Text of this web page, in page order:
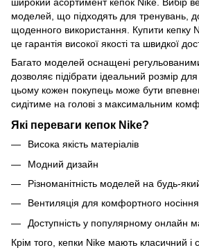
моделей, що підходять для тренувань,
щоденного використання. Купити
це гарантія високої якості та швидкої
Багато моделей оснащені
дозволяє підібрати ідеальний розмір
цьому кожен покупець може бути
сидітиме на голові з максимальним
Які переваги кепок Nike?
Висока якість матеріалів
Модний дизайн
Різноманітність моделей на будь-
Вентиляція для комфортного носіння
Доступність у популярному онлайн
Крім того, кепки Nike мають класичний і